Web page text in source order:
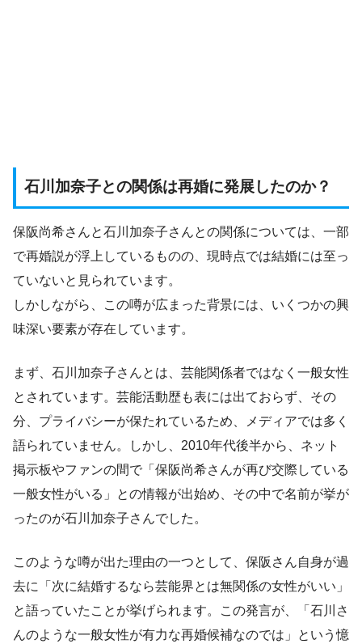
石川加奈子との関係は再婚に発展したのか？
保阪尚希さんと石川加奈子さんとの関係については、一部
で再婚説が浮上しているものの、現時点では結婚には至っ
ていないと見られています。
しかしながら、この噂が広まった背景には、いくつかの興
味深い要素が存在しています。
まず、石川加奈子さんとは、芸能関係者ではなく一般女性
とされています。芸能活動歴も表には出ておらず、その
分、プライバシーが保たれているため、メディアでは多く
語られていません。しかし、2010年代後半から、ネット
掲示板やファンの間で「保阪尚希さんが再び交際している
一般女性がいる」との情報が出始め、その中で名前が挙が
ったのが石川加奈子さんでした。
このような噂が出た理由の一つとして、保阪さん自身が過
去に「次に結婚するなら芸能界とは無関係の女性がいい」
と語っていたことが挙げられます。この発言が、「石川さ
んのような一般女性が有力な再婚候補なのでは」という憶